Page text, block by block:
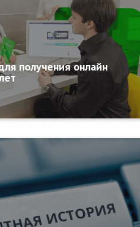
получения онлайн